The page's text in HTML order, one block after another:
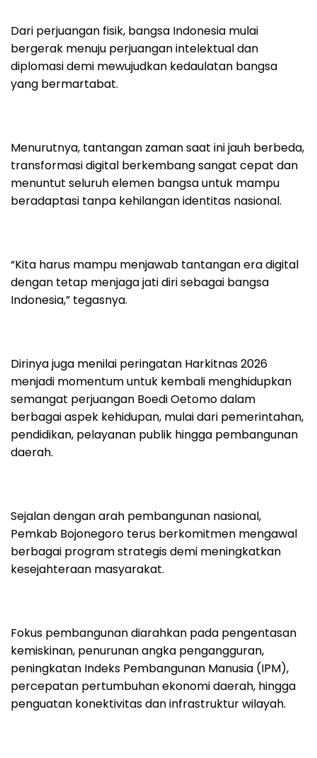
Dari perjuangan fisik, bangsa Indonesia mulai
bergerak menuju perjuangan intelektual dan
diplomasi demi mewujudkan kedaulatan bangsa
yang bermartabat.
Menurutnya, tantangan zaman saat ini jauh berbeda,
transformasi digital berkembang sangat cepat dan
menuntut seluruh elemen bangsa untuk mampu
beradaptasi tanpa kehilangan identitas nasional.
“Kita harus mampu menjawab tantangan era digital
dengan tetap menjaga jati diri sebagai bangsa
Indonesia,” tegasnya.
Dirinya juga menilai peringatan Harkitnas 2026
menjadi momentum untuk kembali menghidupkan
semangat perjuangan Boedi Oetomo dalam
berbagai aspek kehidupan, mulai dari pemerintahan,
pendidikan, pelayanan publik hingga pembangunan
daerah.
Sejalan dengan arah pembangunan nasional,
Pemkab Bojonegoro terus berkomitmen mengawal
berbagai program strategis demi meningkatkan
kesejahteraan masyarakat.
Fokus pembangunan diarahkan pada pengentasan
kemiskinan, penurunan angka pengangguran,
peningkatan Indeks Pembangunan Manusia (IPM),
percepatan pertumbuhan ekonomi daerah, hingga
penguatan konektivitas dan infrastruktur wilayah.